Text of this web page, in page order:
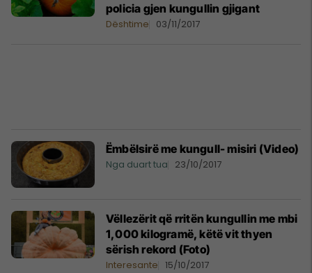
policia gjen kungullin gjigant
Dështime 03/11/2017
Ëmbëlsirë me kungull- misiri (Video)
Nga duart tua 23/10/2017
Vëllezërit që rritën kungullin me mbi
1,000 kilogramë, këtë vit thyen
sërish rekord (Foto)
Interesante 15/10/2017